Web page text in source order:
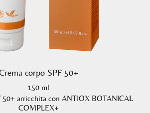
corpo SPF 50+
150 ml
50+ arricchita con ANTIOX BOTANICAL
COMPLEX+